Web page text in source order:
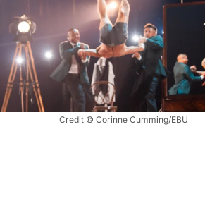
Credit © Corinne Cumming/EBU